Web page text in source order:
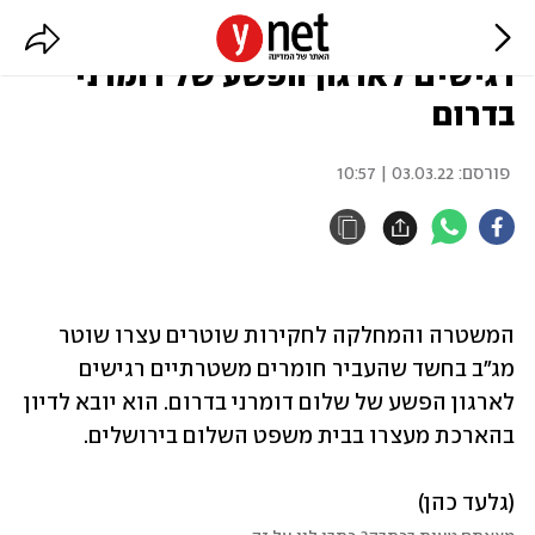
נעצר שוטר שחשוד בהעברת חומרים
רגישים לארגון הפשע של דומרני
בדרום
פורסם: 03.03.22 | 10:57
בהארכת מעצרו בבית משפט השלום בירושלים.
(גלעד כהן)